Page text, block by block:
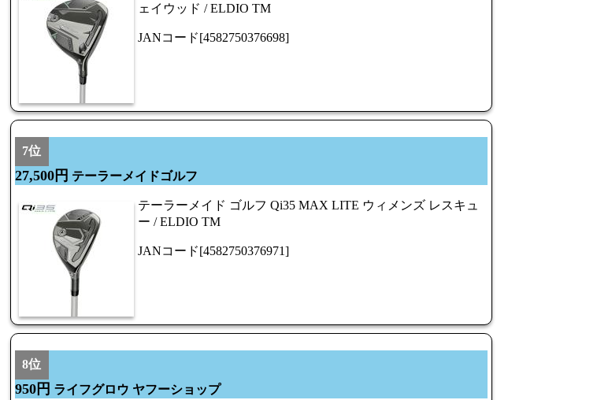
ェイウッド / ELDIO TM
JANコード[4582750376698]
7位
27,500円 テーラーメイドゴルフ
テーラーメイド ゴルフ Qi35 MAX LITE ウィメンズ レスキュ
ー / ELDIO TM
JANコード[4582750376971]
8位
950円 ライフグロウ ヤフーショップ